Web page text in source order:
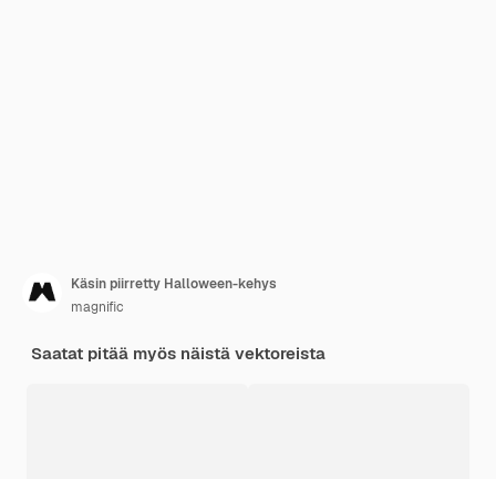
Käsin piirretty Halloween-kehys
magnific
Saatat pitää myös näistä vektoreista